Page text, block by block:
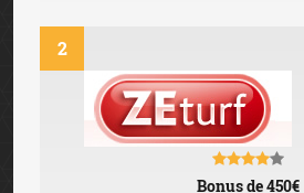
2
Bonus de 450€